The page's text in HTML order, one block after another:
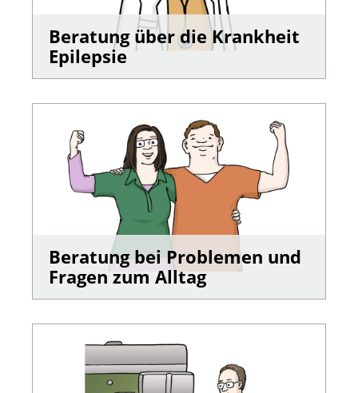
Beratung über die Krankheit
Epilepsie
Beratung bei Problemen und
Fragen zum Alltag